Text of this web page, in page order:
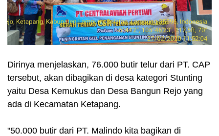
Dirinya menjelaskan, 76.000 butir telur dari PT. CAP
tersebut, akan dibagikan di desa kategori Stunting
yaitu Desa Kemukus dan Desa Bangun Rejo yang
ada di Kecamatan Ketapang.
"50.000 butir dari PT. Malindo kita bagikan di